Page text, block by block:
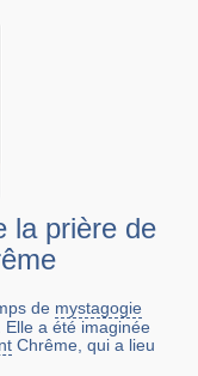
la prière de
de mystagogie
a été imaginée
Chrême, qui a lieu